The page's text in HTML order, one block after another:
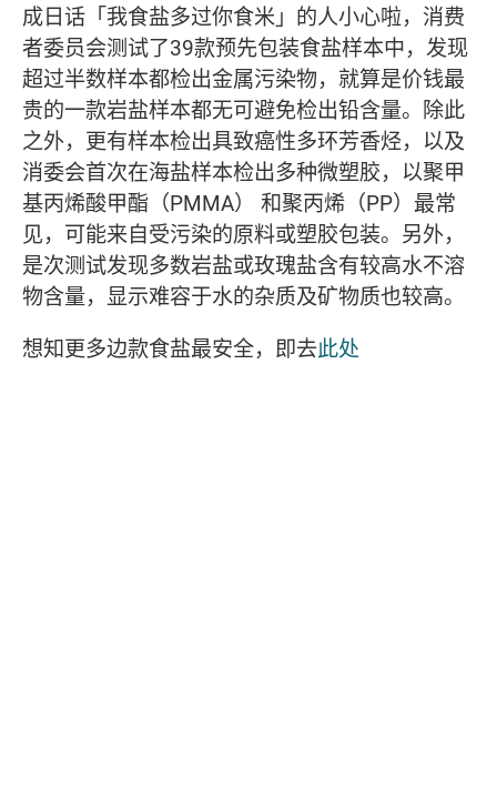
成日话「我食盐多过你食米」的人小心啦，消费
者委员会测试了39款预先包装食盐样本中，发现
超过半数样本都检出金属污染物，就算是价钱最
贵的一款岩盐样本都无可避免检出铅含量。除此
之外，更有样本检出具致癌性多环芳香烃，以及
消委会首次在海盐样本检出多种微塑胶，以聚甲
基丙烯酸甲酯（PMMA） 和聚丙烯（PP）最常
见，可能来自受污染的原料或塑胶包装。另外，
是次测试发现多数岩盐或玫瑰盐含有较高水不溶
物含量，显示难容于水的杂质及矿物质也较高。
想知更多边款食盐最安全，即去此处